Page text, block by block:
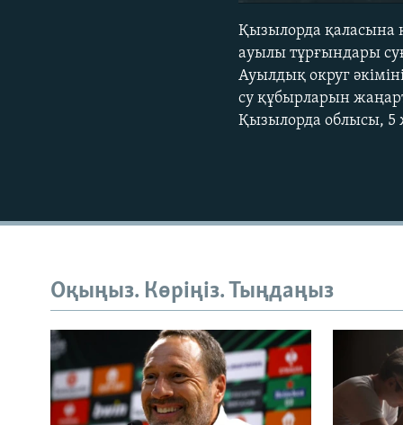
Қызылорда қаласына
ауылы тұрғындары
Ауылдық округ
су құбырларын
Қызылорда облысы, 5
Оқыңыз. Көріңіз. Тыңдаңыз